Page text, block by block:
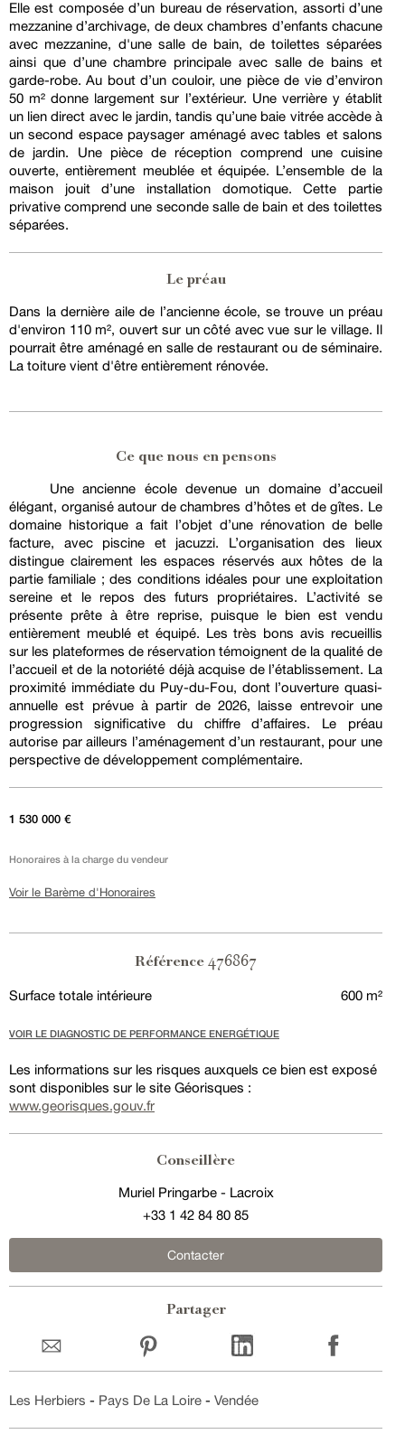
Elle est composée d’un bureau de réservation, assorti d’une
mezzanine d’archivage, de deux chambres d’enfants chacune
avec mezzanine, d'une salle de bain, de toilettes séparées
ainsi que d’une chambre principale avec salle de bains et
garde-robe. Au bout d’un couloir, une pièce de vie d’environ
50 m² donne largement sur l’extérieur. Une verrière y établit
un lien direct avec le jardin, tandis qu’une baie vitrée accède à
un second espace paysager aménagé avec tables et salons
de jardin. Une pièce de réception comprend une cuisine
ouverte, entièrement meublée et équipée. L’ensemble de la
maison jouit d’une installation domotique. Cette partie
privative comprend une seconde salle de bain et des toilettes
séparées.
Le préau
Dans la dernière aile de l’ancienne école, se trouve un préau
d'environ 110 m², ouvert sur un côté avec vue sur le village. Il
pourrait être aménagé en salle de restaurant ou de séminaire.
La toiture vient d'être entièrement rénovée.
Ce que nous en pensons
Une ancienne école devenue un domaine d’accueil
élégant, organisé autour de chambres d’hôtes et de gîtes. Le
domaine historique a fait l’objet d’une rénovation de belle
facture, avec piscine et jacuzzi. L’organisation des lieux
distingue clairement les espaces réservés aux hôtes de la
partie familiale ; des conditions idéales pour une exploitation
sereine et le repos des futurs propriétaires. L’activité se
présente prête à être reprise, puisque le bien est vendu
entièrement meublé et équipé. Les très bons avis recueillis
sur les plateformes de réservation témoignent de la qualité de
l’accueil et de la notoriété déjà acquise de l’établissement. La
proximité immédiate du Puy-du-Fou, dont l’ouverture quasi-
annuelle est prévue à partir de 2026, laisse entrevoir une
progression significative du chiffre d’affaires. Le préau
autorise par ailleurs l’aménagement d’un restaurant, pour une
perspective de développement complémentaire.
1 530 000 €
Honoraires à la charge du vendeur
Voir le Barème d'Honoraires
Référence 476867
Surface totale intérieure 600 m²
VOIR LE DIAGNOSTIC DE PERFORMANCE ENERGÉTIQUE
Les informations sur les risques auxquels ce bien est exposé
sont disponibles sur le site Géorisques :
www.georisques.gouv.fr
Conseillère
Muriel Pringarbe - Lacroix
+33 1 42 84 80 85
Contacter
Partager
Les Herbiers - Pays De La Loire - Vendée